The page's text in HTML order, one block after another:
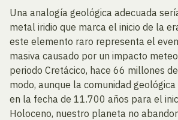
Una analogía geológica adecuada
metal iridio que marca el inicio de la
este elemento raro representa el
masiva causado por un impacto
periodo Cretácico, hace 66 millones
modo, aunque la comunidad
en la fecha de 11.700 años para el
Holoceno, nuestro planeta no